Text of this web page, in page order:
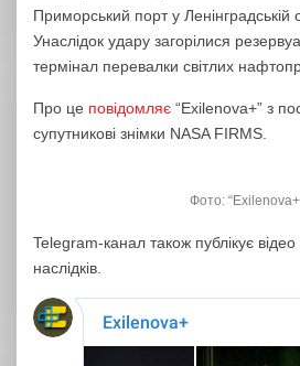
Приморський порт у Ленінградській
Унаслідок удару загорілися
термінал перевалки світлих
Про це повідомляє “Exilenova+” з
супутникові знімки NASA FIRMS.
Фото:
Telegram-канал також публікує відео
наслідків.